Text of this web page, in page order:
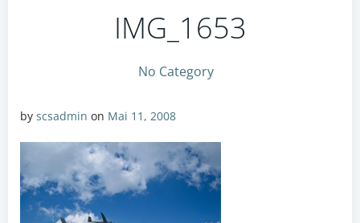
IMG_1653
No Category
by scsadmin on Mai 11, 2008